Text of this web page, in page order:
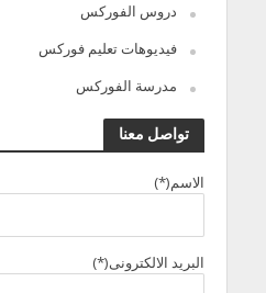
دروس الفوركس
فيديوهات تعليم فوركس
مدرسة الفوركس
تواصل معنا
الاسم(*)
البريد الالكترونى(*)